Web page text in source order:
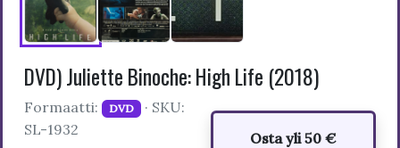
DVD) Juliette Binoche: High Life (2018)
Formaatti: DVD · SKU:
SL-1932
Osta yli 50 €